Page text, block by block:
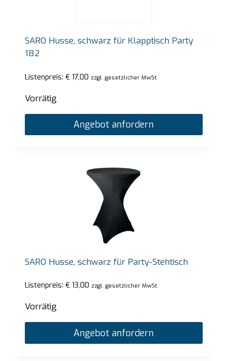
SARO Husse, schwarz für Klapptisch Party
182
Listenpreis: €17,00 zzgl. gesetzlicher MwSt.
Vorrätig
Angebot anfordern
SARO Husse, schwarz für Party-Stehtisch
Listenpreis: €13,00 zzgl. gesetzlicher MwSt.
Vorrätig
Angebot anfordern